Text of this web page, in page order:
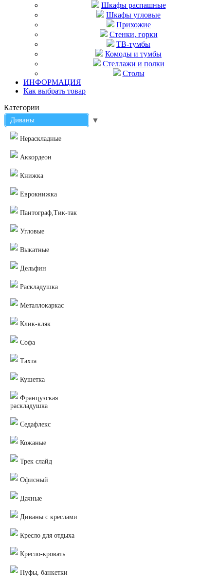
Шкафы распашные
Шкафы угловые
Прихожие
Стенки, горки
ТВ-тумбы
Комоды и тумбы
Стеллажи и полки
Столы
ИНФОРМАЦИЯ
Как выбрать товар
Категории
Диваны ▼
Нераскладные
Аккордеон
Книжка
Еврокнижка
Пантограф,Тик-так
Угловые
Выкатные
Дельфин
Раскладушка
Металлокаркас
Клик-кляк
Софа
Тахта
Кушетка
Французская
раскладушка
Седафлекс
Кожаные
Трек слайд
Офисный
Дачные
Диваны с креслами
Кресло для отдыха
Кресло-кровать
Пуфы, банкетки